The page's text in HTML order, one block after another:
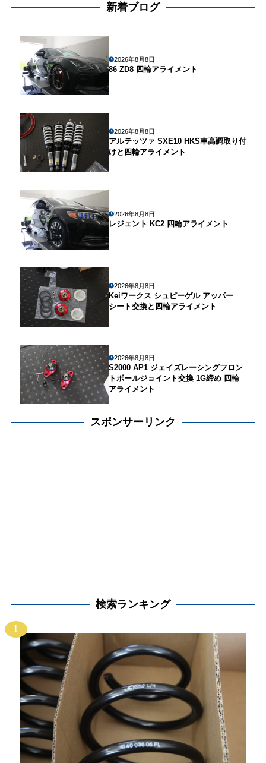
新着ブログ
2026年8月8日
86 ZD8 四輪アライメント
2026年8月8日
アルテッツァ SXE10 HKS車高調取り付
けと四輪アライメント
2026年8月8日
レジェント KC2 四輪アライメント
2026年8月8日
Keiワークス シュピーゲル アッパー
シート交換と四輪アライメント
2026年8月8日
S2000 AP1 ジェイズレーシングフロン
トボールジョイント交換 1G締め 四輪
アライメント
スポンサーリンク
検索ランキング
1